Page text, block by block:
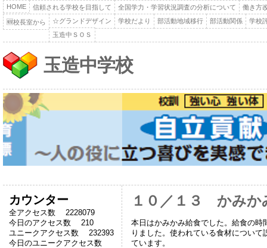
HOME 信頼される学校を目指して 全国学力・学習状況調査の分析について 働き方
🆕校長室から ☆グランドデザイン 学校だより 部活動地域移行 部活動関係
学校
玉造中ＳＯＳ
玉造中学校
カウンター
全アクセス数 2228079
今日のアクセス数 210
ユニークアクセス数 232393
今日のユニークアクセス数
１０／１３ かみか
本日はかみかみ給食でした。給食の
りました。使われている食材につい
ています。